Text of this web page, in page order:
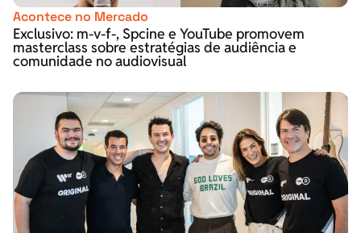
Acontece no Mercado
Exclusivo: m-v-f-, Spcine e YouTube promovem
masterclass sobre estratégias de audiência e
comunidade no audiovisual